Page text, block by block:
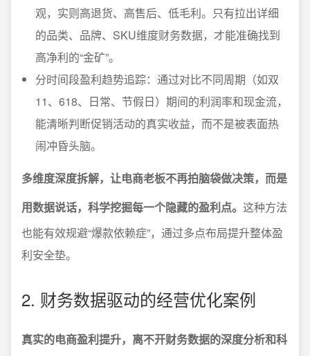
观，实则高退货、高售后、低毛利。只有拉出详细
的品类、品牌、SKU维度财务数据，才能准确找到
高净利的“金矿”。
分时间段盈利趋势追踪：通过对比不同周期（如双
11、618、日常、节假日）期间的利润率和现金流，
能清晰判断促销活动的真实收益，而不是被表面热
闹冲昏头脑。
多维度深度拆解，让电商老板不再拍脑袋做决策，而是
用数据说话，科学挖掘每一个隐藏的盈利点。 这种方法
也能有效规避“爆款依赖症”，通过多点布局提升整体盈
利安全垫。
2. 财务数据驱动的经营优化案例
真实的电商盈利提升，离不开财务数据的深度分析和科